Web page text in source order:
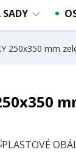
SADY
250x350 mm